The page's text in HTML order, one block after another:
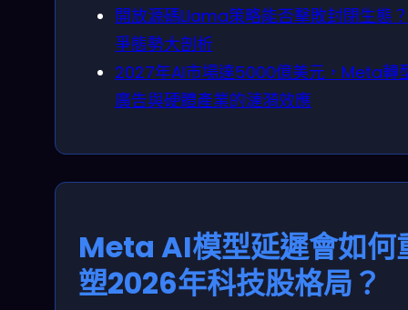
開放源碼Llama策略能否擊敗封閉生態
爭態勢大剖析
2027年AI市場達5000億美元，Meta轉
廣告與硬體產業的漣漪效應
Meta AI模型延遲會如何
塑2026年科技股格局？